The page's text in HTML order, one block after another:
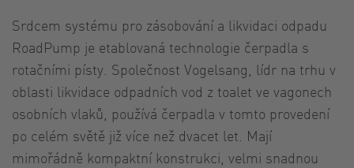
Srdcem systému pro zásobování a likvidaci odpadu
RoadPump je etablovaná technologie čerpadla s
rotačními písty. Společnost Vogelsang, lídr na trhu v
oblasti likvidace odpadních vod z toalet ve vagonech
osobních vlaků, používá čerpadla v tomto provedení
po celém světě již více než dvacet let. Mají
mimořádně kompaktní konstrukci, velmi snadnou